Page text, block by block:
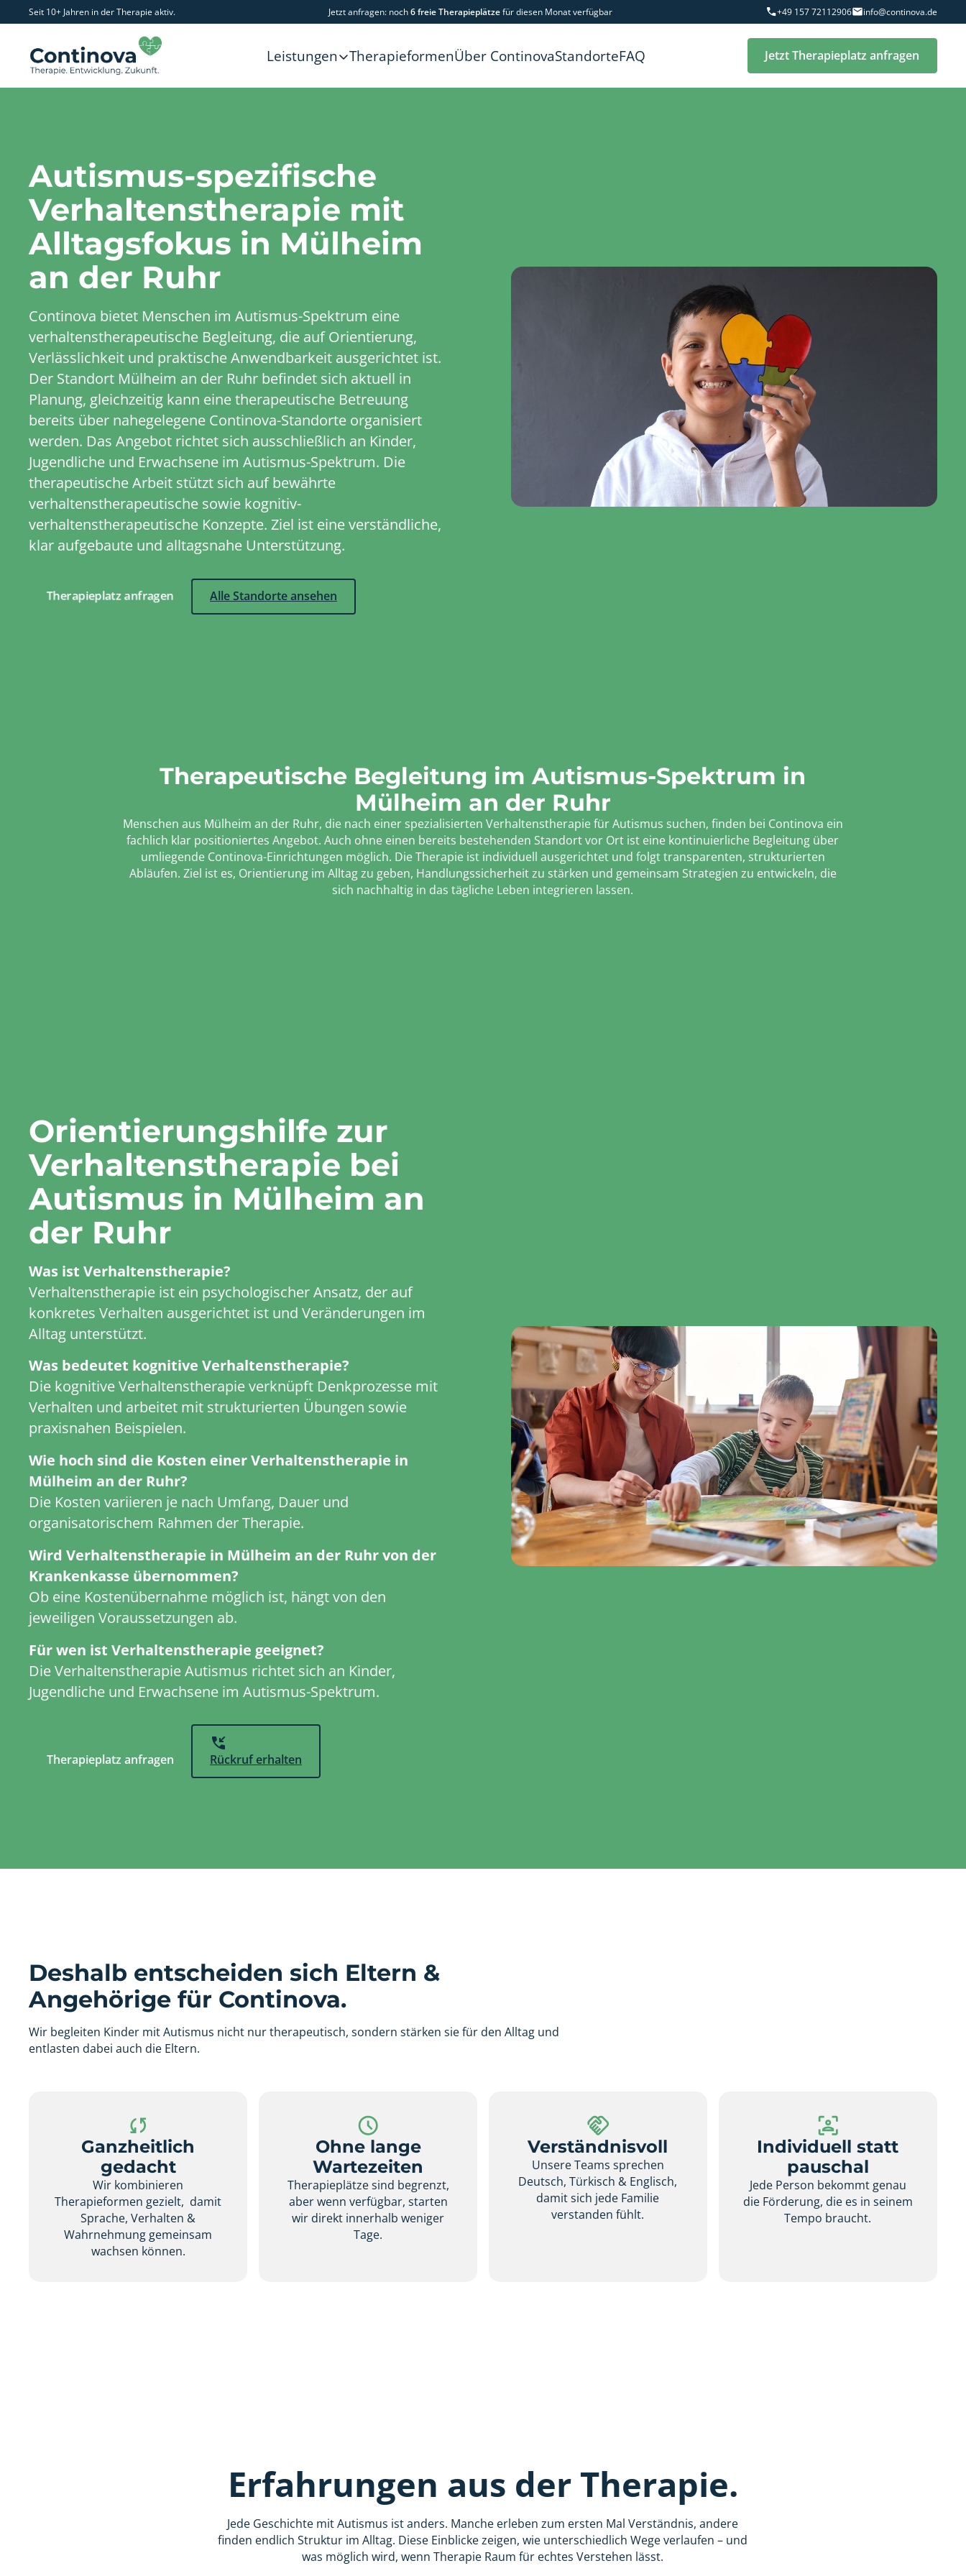
Seit 10+ Jahren in der Therapie aktiv. Jetzt anfragen: noch6 freie Therapieplätzefür diesen Monat verfügbar +49 157 72112906 info@continova.de
Leistungen TherapieformenÜber ContinovaStandorteFAQ Jetzt Therapieplatz anfragen
Autismus-spezifische
Verhaltenstherapie mit
Alltagsfokus in Mülheim
an der Ruhr
Continova bietet Menschen im Autismus-Spektrum eine
verhaltenstherapeutische Begleitung, die auf Orientierung,
Verlässlichkeit und praktische Anwendbarkeit ausgerichtet ist.
Der Standort Mülheim an der Ruhr befindet sich aktuell in
Planung, gleichzeitig kann eine therapeutische Betreuung
bereits über nahegelegene Continova-Standorte organisiert
werden. Das Angebot richtet sich ausschließlich an Kinder,
Jugendliche und Erwachsene im Autismus-Spektrum. Die
therapeutische Arbeit stützt sich auf bewährte
verhaltenstherapeutische sowie kognitiv-
verhaltenstherapeutische Konzepte. Ziel ist eine verständliche,
klar aufgebaute und alltagsnahe Unterstützung.
Therapieplatz anfragen Alle Standorte ansehen
Therapeutische Begleitung im Autismus-Spektrum in
Mülheim an der Ruhr
Menschen aus Mülheim an der Ruhr, die nach einer spezialisierten Verhaltenstherapie für Autismus suchen, finden bei Continova ein
fachlich klar positioniertes Angebot. Auch ohne einen bereits bestehenden Standort vor Ort ist eine kontinuierliche Begleitung über
umliegende Continova-Einrichtungen möglich. Die Therapie ist individuell ausgerichtet und folgt transparenten, strukturierten
Abläufen. Ziel ist es, Orientierung im Alltag zu geben, Handlungssicherheit zu stärken und gemeinsam Strategien zu entwickeln, die
sich nachhaltig in das tägliche Leben integrieren lassen.
Orientierungshilfe zur
Verhaltenstherapie bei
Autismus in Mülheim an
der Ruhr
Was ist Verhaltenstherapie?
Verhaltenstherapie ist ein psychologischer Ansatz, der auf
konkretes Verhalten ausgerichtet ist und Veränderungen im
Alltag unterstützt.
Was bedeutet kognitive Verhaltenstherapie?
Die kognitive Verhaltenstherapie verknüpft Denkprozesse mit
Verhalten und arbeitet mit strukturierten Übungen sowie
praxisnahen Beispielen.
Wie hoch sind die Kosten einer Verhaltenstherapie in
Mülheim an der Ruhr?
Die Kosten variieren je nach Umfang, Dauer und
organisatorischem Rahmen der Therapie.
Wird Verhaltenstherapie in Mülheim an der Ruhr von der
Krankenkasse übernommen?
Ob eine Kostenübernahme möglich ist, hängt von den
jeweiligen Voraussetzungen ab.
Für wen ist Verhaltenstherapie geeignet?
Die Verhaltenstherapie Autismus richtet sich an Kinder,
Jugendliche und Erwachsene im Autismus-Spektrum.
Therapieplatz anfragen Rückruf erhalten
Deshalb entscheiden sich Eltern &
Angehörige für Continova.
Wir begleiten Kinder mit Autismus nicht nur therapeutisch, sondern stärken sie für den Alltag und
entlasten dabei auch die Eltern.
Ganzheitlich
gedacht
Wir kombinieren
Therapieformen gezielt, damit
Sprache, Verhalten &
Wahrnehmung gemeinsam
wachsen können.
Ohne lange
Wartezeiten
Therapieplätze sind begrenzt,
aber wenn verfügbar, starten
wir direkt innerhalb weniger
Tage.
Verständnisvoll
Unsere Teams sprechen
Deutsch, Türkisch & Englisch,
damit sich jede Familie
verstanden fühlt.
Individuell statt
pauschal
Jede Person bekommt genau
die Förderung, die es in seinem
Tempo braucht.
Erfahrungen aus der Therapie.
Jede Geschichte mit Autismus ist anders. Manche erleben zum ersten Mal Verständnis, andere
finden endlich Struktur im Alltag. Diese Einblicke zeigen, wie unterschiedlich Wege verlaufen – und
was möglich wird, wenn Therapie Raum für echtes Verstehen lässt.